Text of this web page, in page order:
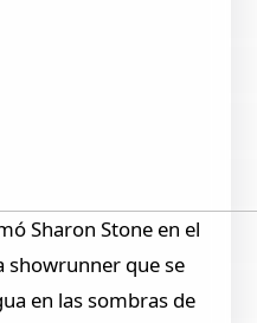
Sharon Stone en el
showrunner que se
en las sombras de